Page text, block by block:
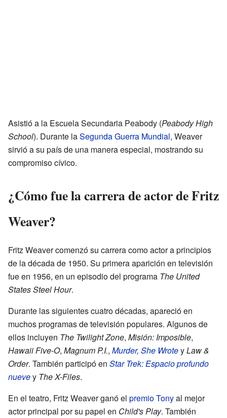
Asistió a la Escuela Secundaria Peabody (Peabody High
School). Durante laSegunda Guerra Mundial, Weaver
sirvió a su país de una manera especial, mostrando su
compromiso cívico.
¿Cómo fue la carrera de actor de Fritz
Weaver?
Fritz Weaver comenzó su carrera como actor a principios
de la década de 1950. Su primera aparición en televisión
fue en 1956, en un episodio del programa The United
States Steel Hour.
Durante las siguientes cuatro décadas, apareció en
muchos programas de televisión populares. Algunos de
ellos incluyen The Twilight Zone, Misión: Imposible,
Hawaii Five-O, Magnum P.I., Murder, She WroteyLaw &
Order. También participó en Star Trek: Espacio profundo
nuevey The X-Files.
En el teatro, Fritz Weaver ganó el premio Tonyal mejor
actor principal por su papel en Child's Play. También